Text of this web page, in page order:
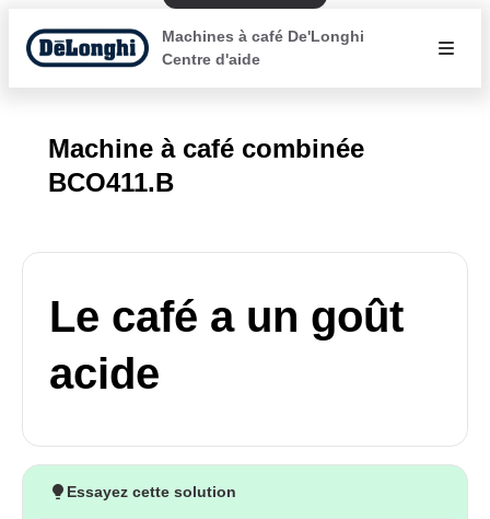
Machines à café De'Longhi
Centre d'aide
Machine à café combinée
BCO411.B
Le café a un goût
acide
Essayez cette solution